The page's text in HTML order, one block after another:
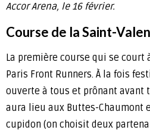
Accor Arena, le 16 février.
Course de la Saint-
La première course qui se court
Paris Front Runners. À la fois
ouverte à tous et prônant avant
aura lieu aux Buttes-Chaumont
cupidon (on choisit deux